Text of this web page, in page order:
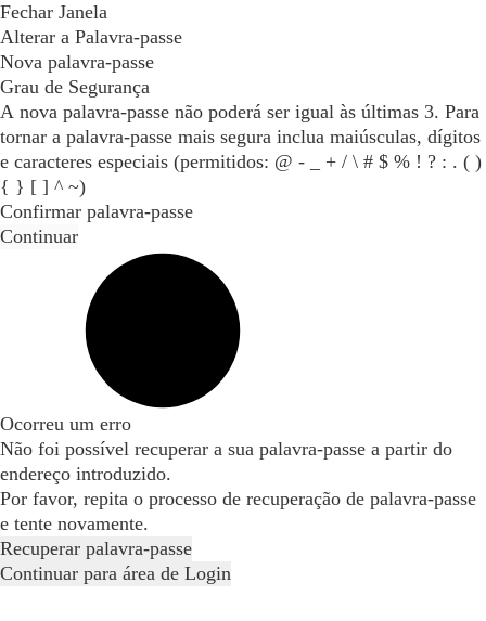
Fechar Janela
Alterar a Palavra-passe
Nova palavra-passe
Grau de Segurança
A nova palavra-passe não poderá ser igual às últimas 3. Para
tornar a palavra-passe mais segura inclua maiúsculas, dígitos
e caracteres especiais (permitidos: @ - _ + / \ # $ % ! ? : . ( )
{ } [ ] ^ ~)
Confirmar palavra-passe
Continuar
Ocorreu um erro
Não foi possível recuperar a sua palavra-passe a partir do
endereço introduzido.
Por favor, repita o processo de recuperação de palavra-passe
e tente novamente.
Recuperar palavra-passe
Continuar para área de Login